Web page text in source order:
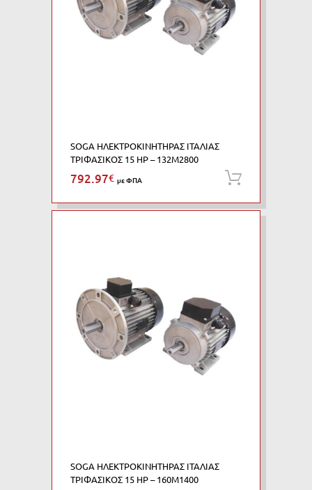
SOGA ΗΛΕΚΤΡΟΚΙΝΗΤΗΡΑΣ ΙΤΑΛΙΑΣ
ΤΡΙΦΑΣΙΚΟΣ 15 HP – 132M2800
792.97€ με ΦΠΑ
SOGA ΗΛΕΚΤΡΟΚΙΝΗΤΗΡΑΣ ΙΤΑΛΙΑΣ
ΤΡΙΦΑΣΙΚΟΣ 15 HP – 160M1400